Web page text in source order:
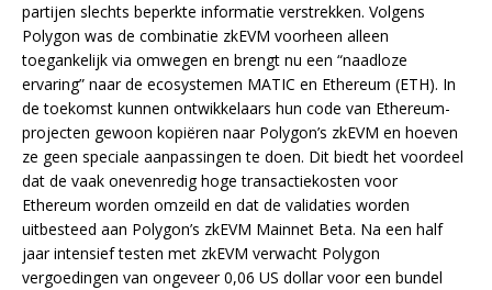
partijen slechts beperkte informatie verstrekken. Volgens
Polygon was de combinatie zkEVM voorheen alleen
toegankelijk via omwegen en brengt nu een “naadloze
ervaring” naar de ecosystemen MATIC en Ethereum (ETH). In
de toekomst kunnen ontwikkelaars hun code van Ethereum-
projecten gewoon kopiëren naar Polygon’s zkEVM en hoeven
ze geen speciale aanpassingen te doen. Dit biedt het voordeel
dat de vaak onevenredig hoge transactiekosten voor
Ethereum worden omzeild en dat de validaties worden
uitbesteed aan Polygon’s zkEVM Mainnet Beta. Na een half
jaar intensief testen met zkEVM verwacht Polygon
vergoedingen van ongeveer 0,06 US dollar voor een bundel